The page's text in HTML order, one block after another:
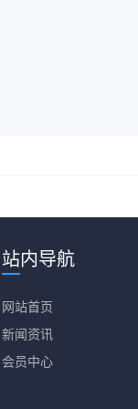
站内导航
网站首页
新闻资讯
会员中心